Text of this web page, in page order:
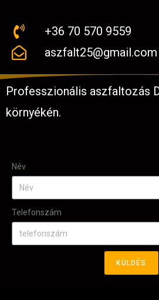
+36 70 570 9559
aszfalt25@gmail.com
Professzionális aszfaltozás
környékén.
Név
Telefonszám
KÜLDÉS